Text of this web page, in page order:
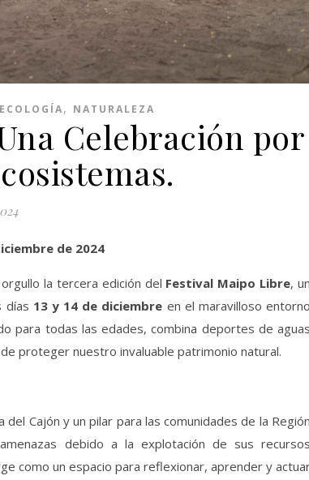
ECOLOGÍA, NATURALEZA
Celebración por
de 2024
la tercera edición del Festival Maipo Libre, un
días 13 y 14 de diciembre en el maravilloso entorno
para todas las edades, combina deportes de aguas
proteger nuestro invaluable patrimonio natural.
Cajón y un pilar para las comunidades de la Región
debido a la explotación de sus recursos
como un espacio para reflexionar, aprender y